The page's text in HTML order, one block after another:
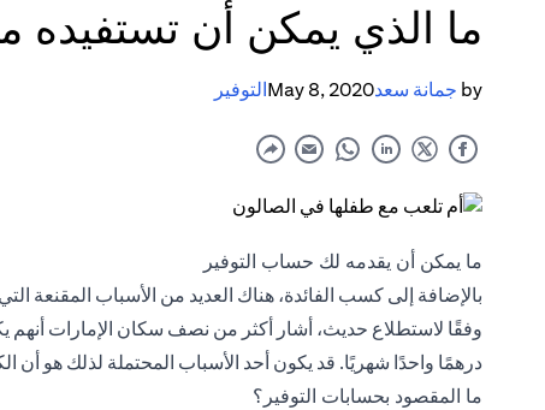
ما الذي يمكن أن تستفيده
by جمانة سعدMay 8, 2020التوفير
ما يمكن أن يقدمه لك حساب التوفير
بالإضافة إلى كسب الفائدة، هناك العديد من الأسباب المقنعة
وفقًا لاستطلاع حديث، أشار أكثر من نصف سكان الإمارات أنهم
درهمًا واحدًا شهريًا. قد يكون أحد الأسباب المحتملة لذلك هو أن
ما المقصود بحسابات التوفير؟